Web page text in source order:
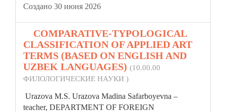
Создано 30 июня 2026
COMPARATIVE-TYPOLOGICAL
CLASSIFICATION OF APPLIED ART
TERMS (BASED ON ENGLISH AND
UZBEK LANGUAGES) (10.00.00
ФИЛОЛОГИЧЕСКИЕ НАУКИ )
Urazova M.S. Urazova Madina Safarboyevna –
teacher, DEPARTMENT OF FOREIGN